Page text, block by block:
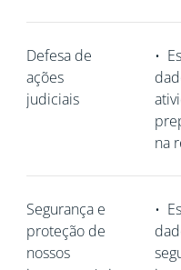
Defesa de
ações
judiciais
•
na
Segurança e
proteção de
nossos
•